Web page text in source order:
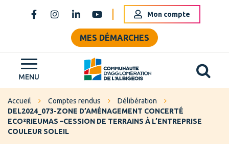
Lien vers le compte Facebook
Lien vers le compte Instagram
Lien vers le compte Linkedin
Lien vers la chaîne Youtube
Mon compte
MES DÉMARCHES
MENU Grand Albigeois
Accueil Comptes rendus
Délibération
DEL2024_073-ZONE D’AMÉNAGEMENT CONCERTÉ
ECO²RIEUMAS –CESSION DE TERRAINS À L’ENTREPRISE
COULEUR SOLEIL